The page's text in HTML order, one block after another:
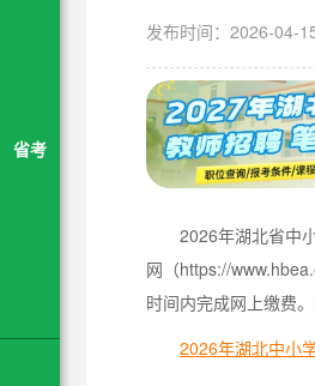
省考
发布时间：2026-04-
2026年湖北省中
网（https://
时间内完成网上缴费
2026年湖北中小